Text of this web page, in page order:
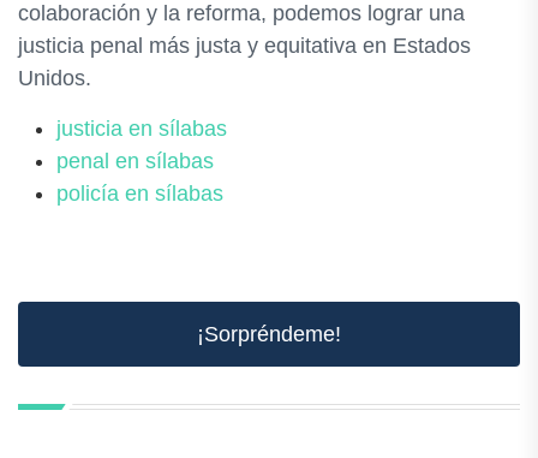
colaboración y la reforma, podemos lograr una
justicia penal más justa y equitativa en Estados
Unidos.
justicia en sílabas
penal en sílabas
policía en sílabas
¡Sorpréndeme!